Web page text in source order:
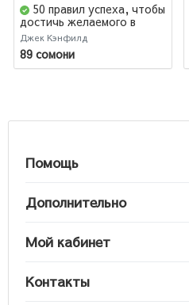
50 правил успеха, чтобы
достичь желаемого в
бизнесе и в личной жизни
Джек Кэнфилд
89 сомони
Помощь
Дополнительно
Мой кабинет
Контакты